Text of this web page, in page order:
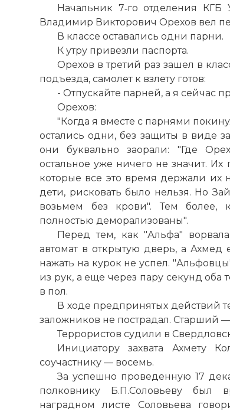
Начальник 7‑го отделения
Владимир Викторович Орехов вел
В классе оставались одни парни.
К утру привезли паспорта.
Орехов в третий раз зашел в
подъезда, самолет к взлету готов:
- Отпускайте парней, а я сейчас
Орехов:
"Когда я вместе с парнями
остались одни, без защиты в виде
они буквально заорали: "Где
остальное уже ничего не значит.
которые все это время держали их
дети, рисковать было нельзя. Но
возьмем без крови". Тем более,
полностью деморализованы".
Перед тем, как "Альфа"
автомат в открытую дверь, а
нажать на курок не успел.
из рук, а еще через пару секунд оба
в пол.
В ходе предпринятых действий
заложников не пострадал. Старший
Террористов судили в
Ини­ци­а­то­ру захвата Ахмету
соучастнику — восемь.
За успешно проведенную 17
полковнику Б.П.Соловьеву был
наградном листе Соловьева